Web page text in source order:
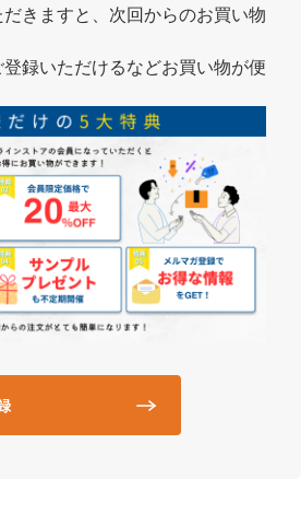
きますと、次回からのお買い物
録いただけるなどお買い物が便